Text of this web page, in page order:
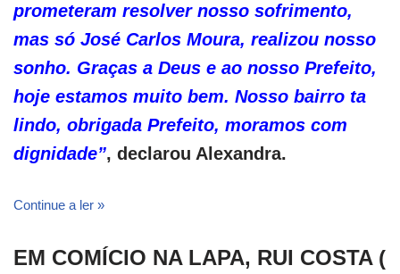
prometeram resolver nosso sofrimento,
mas só José Carlos Moura, realizou nosso
sonho. Graças a Deus e ao nosso Prefeito,
hoje estamos muito bem. Nosso bairro ta
lindo, obrigada Prefeito, moramos com
dignidade”, declarou Alexandra.
Continue a ler »
EM COMÍCIO NA LAPA, RUI COSTA (